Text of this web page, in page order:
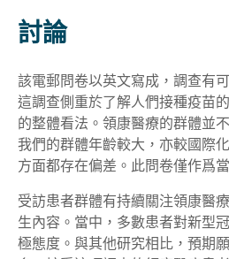
討論
該電郵問卷以英文寫成，調查有
這調查側重於了解人們接種疫苗
的整體看法。領康醫療的群體並
我們的群體年齡較大，亦較國際
方面都存在偏差。此問卷僅作爲
受訪患者群體有持續關注領康醫
生內容。當中，多數患者對新型
極態度。與其他研究相比，預期